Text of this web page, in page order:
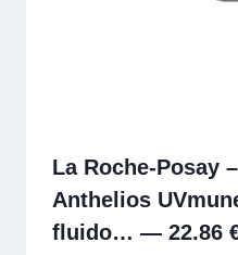
La Roche-Posay
Anthelios
fluido… — 22.86